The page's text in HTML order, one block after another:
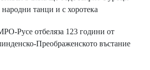
народни танци и с хоротека
Русе отбеляза 123 години от
Преображенското въстание